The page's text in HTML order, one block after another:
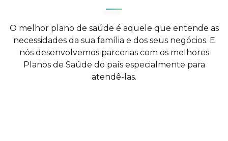
O melhor plano de saúde é aquele que entende as
necessidades da sua família e dos seus negócios. E
nós desenvolvemos parcerias com os melhores
Planos de Saúde do país especialmente para
atendê-las.